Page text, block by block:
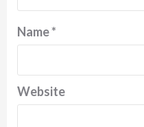
Name*
Website